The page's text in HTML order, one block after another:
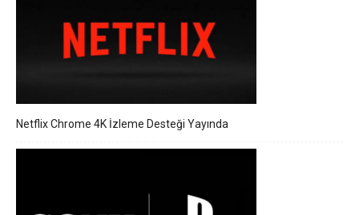
Netflix Chrome 4K İzleme Desteği Yayında